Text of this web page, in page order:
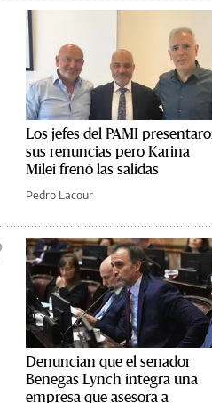
Los jefes del PAMI
sus renuncias pero Karina
Milei frenó las salidas
Pedro Lacour
Denuncian que el senador
Benegas Lynch integra una
empresa que asesora a